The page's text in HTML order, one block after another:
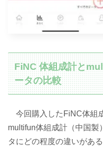
FiNC 体組成計と
ータの比較
今回購入したFiNC体組
multifun体組成計（中国製
タにどの程度の違いがあ